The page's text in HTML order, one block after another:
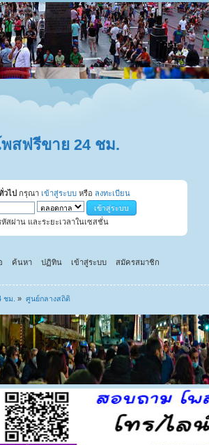
สฟรีขาย 24 ชม.
วไป กรุณา เข้าสู่ระบบ หรือ ลงทะเบียน
สผ่าน และระยะเวลาในเซสชั่น
ค้นหา ปฏิทิน เข้าสู่ระบบ สมัครสมาชิก
ชม. » ศูนย์กลางสถิติ